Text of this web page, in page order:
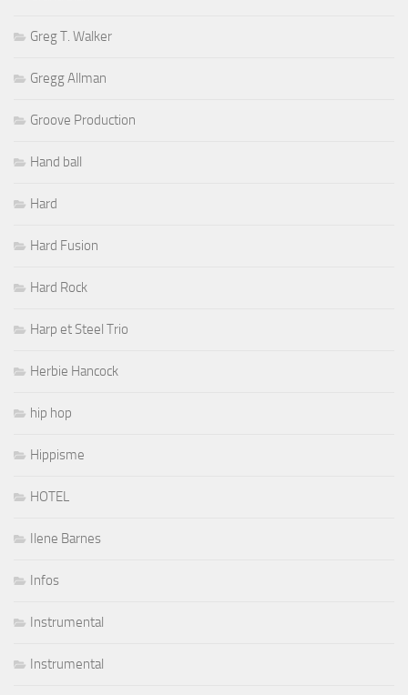
Greg T. Walker
Gregg Allman
Groove Production
Hand ball
Hard
Hard Fusion
Hard Rock
Harp et Steel Trio
Herbie Hancock
hip hop
Hippisme
HOTEL
Ilene Barnes
Infos
Instrumental
Instrumental